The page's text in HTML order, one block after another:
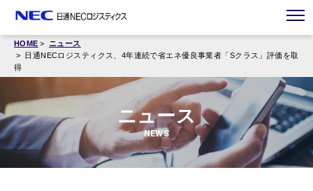
HOME
ニュース
日通NECロジスティクス、4年連続で省エネ優良事業者「Sクラス」評価を取
得
ニュース
NEWS